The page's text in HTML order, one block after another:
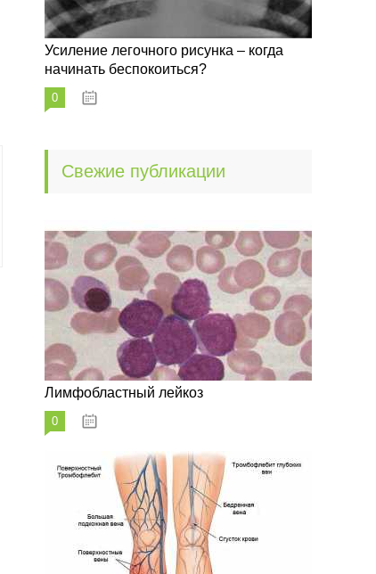
Усиление легочного рисунка – когда
начинать беспокоиться?
0
Свежие публикации
Лимфобластный лейкоз
0